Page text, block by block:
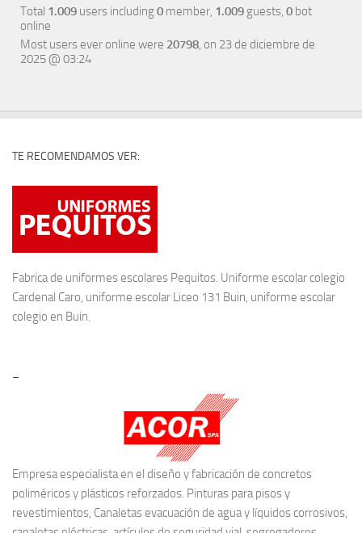
Total 1.009 users including0 member, 1.009 guests, 0 bot
online
Most users ever online were 20798, on 23 de diciembre de
2025 @ 03:24
TE RECOMENDAMOS VER:
Fabrica de uniformes escolares Pequitos. Uniforme escolar colegio
Cardenal Caro, uniforme escolar Liceo 131 Buin, uniforme escolar
colegio en Buin.
–
Empresa especialista en el diseño y fabricación de concretos
poliméricos y plásticos reforzados. Pinturas para pisos y
revestimientos, Canaletas evacuación de agua y líquidos corrosivos,